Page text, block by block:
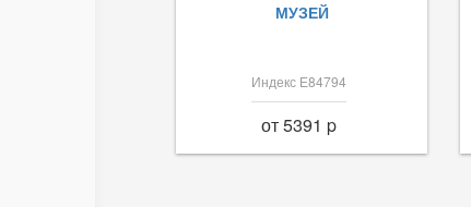
МУЗЕЙ
Индекс Е84794
от 5391 p